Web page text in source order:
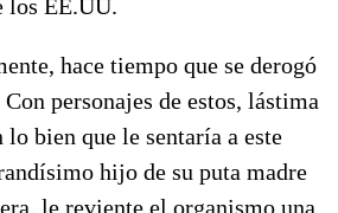
los EE.UU.
hace tiempo que se derogó
personajes de estos, lástima
bien que le sentaría a este
hijo de su puta madre
le reviente el organismo una